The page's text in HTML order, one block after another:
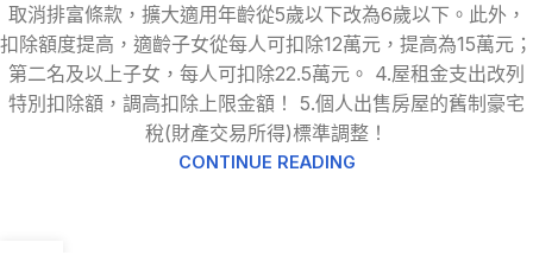
取消排富條款，擴大適用年齡從5歲以下改為6歲以下。此外，
扣除額度提高，適齡子女從每人可扣除12萬元，提高為15萬元；
第二名及以上子女，每人可扣除22.5萬元。 4.屋租金支出改列
特別扣除額，調高扣除上限金額！ 5.個人出售房屋的舊制豪宅
稅(財產交易所得)標準調整！
CONTINUE READING